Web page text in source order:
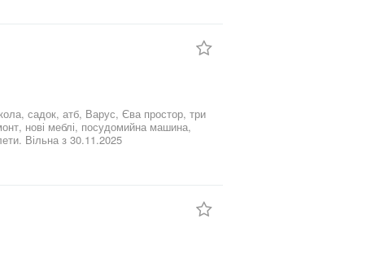
садок, атб, Варус, Єва простор, три
нові меблі, посудомийна машина,
Вільна з 30.11.2025